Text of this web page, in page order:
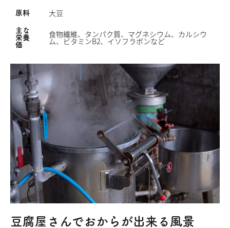
原料 大豆
主な
栄養
価
食物繊維、タンパク質、マグネシウム、カルシウ
ム、ビタミンB2、イソフラボンなど
豆腐屋さんでおからが出来る風景